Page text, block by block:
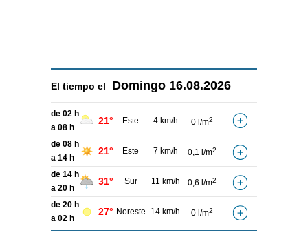
El tiempo el Domingo 16.08.2026
de 02 h
a 08 h
21° Este 4 km/h 0 l/m2
de 08 h
a 14 h
21° Este 7 km/h 0,1 l/m2
de 14 h
a 20 h
31° Sur 11 km/h 0,6 l/m2
de 20 h
a 02 h
27° Noreste 14 km/h 0 l/m2